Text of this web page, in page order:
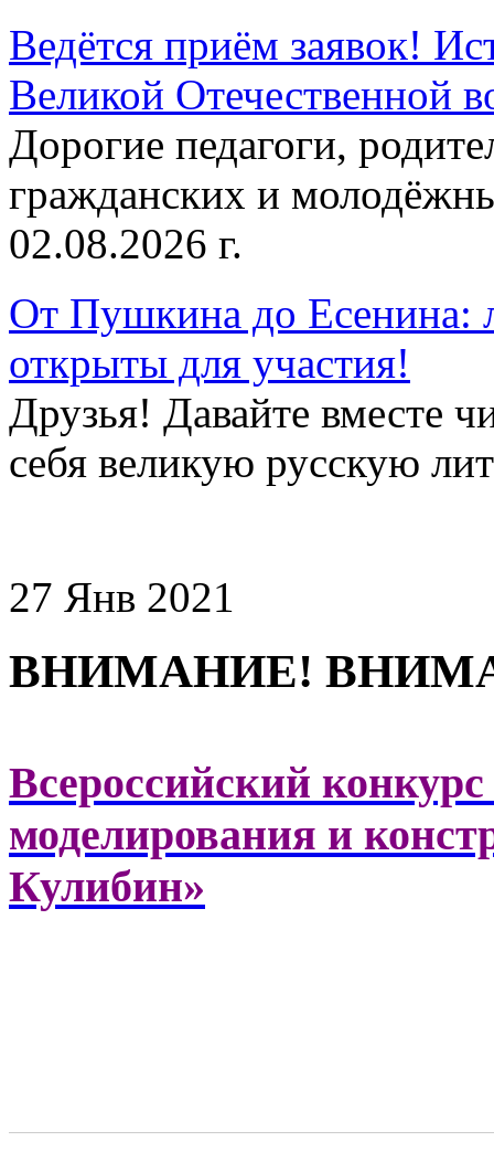
Ведётся приём заявок!
Великой Отечественной
Дорогие педагоги,
гражданских и
02.08.2026 г.
От Пушкина до Есенина:
открыты для участия!
Друзья! Давайте вместе
себя великую русскую
27 Янв 2021
ВНИМАНИЕ!
Всероссийский конкурс
моделирования и
Кулибин»